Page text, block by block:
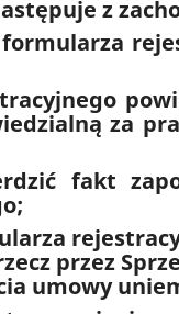
z
za
fakt
przez
umowy